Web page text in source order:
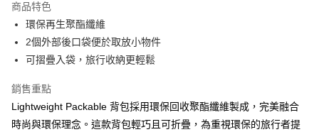
合作金庫商業銀行
華南商業銀行
上海商業儲蓄銀行
國泰世華商業銀行
匯豐（台灣）商業銀行
聯邦商業銀行
遠東國際商業銀行
元大商業銀行
永豐商業銀行
6 期 0 利率 每期
華南商業銀行
上海商業儲蓄銀行
臺灣中小企業銀行
匯豐（台灣）商業銀行
華泰商業銀行
聯邦商業銀行
遠東國際商業銀行
LINE Pay
Apple Pay
ATM付款
運送方式
商品特色
環保再生聚酯纖維
2個外部後口袋便於取放小物件
可摺疊入袋，旅行收納更輕鬆
銷售重點
Lightweight Packable 背包採用環保回收聚酯纖維製成，完美融合
時尚與環保理念。這款背包輕巧且可折疊，為重視環保的旅行者提